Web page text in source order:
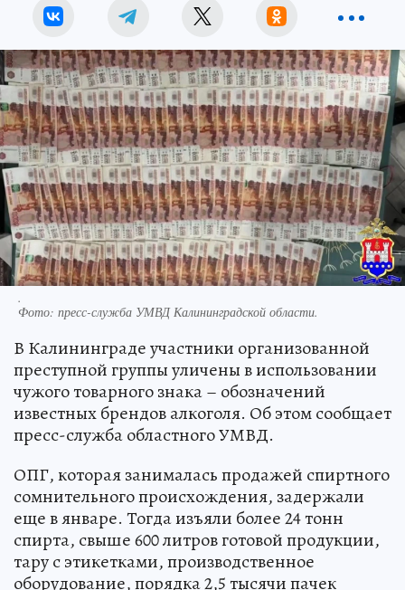
.
Фото: пресс-служба УМВД Калининградской области.
В Калининграде участники организованной
преступной группы уличены в использовании
чужого товарного знака – обозначений
известных брендов алкоголя. Об этом сообщает
пресс-служба областного УМВД.
ОПГ, которая занималась продажей спиртного
сомнительного происхождения, задержали
еще в январе. Тогда изъяли более 24 тонн
спирта, свыше 600 литров готовой продукции,
тару с этикетками, производственное
оборудование, порядка 2,5 тысячи пачек